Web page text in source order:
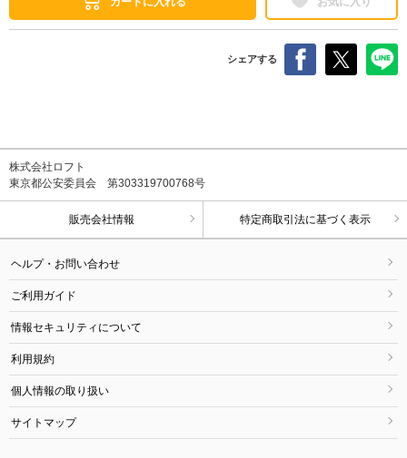
シェアする
株式会社ロフト
東京都公安委員会 第303319700768号
販売会社情報 特定商取引法に基づく表示
ヘルプ・お問い合わせ
ご利用ガイド
情報セキュリティについて
利用規約
個人情報の取り扱い
サイトマップ